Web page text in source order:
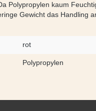
Polypropylen kaum
Gewicht das Handling
rot
Polypropylen